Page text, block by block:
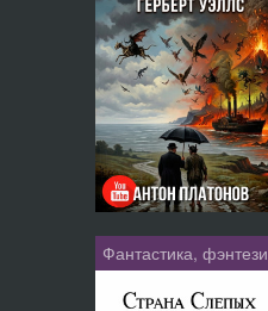
Фантастика, фэнтези